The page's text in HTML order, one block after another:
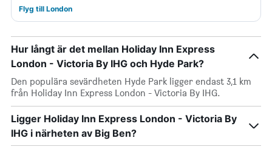
Flyg till London
Hur långt är det mellan Holiday Inn Express
London - Victoria By IHG och Hyde Park?
Den populära sevärdheten Hyde Park ligger endast 3,1 km
från Holiday Inn Express London - Victoria By IHG.
Ligger Holiday Inn Express London - Victoria By
IHG i närheten av Big Ben?